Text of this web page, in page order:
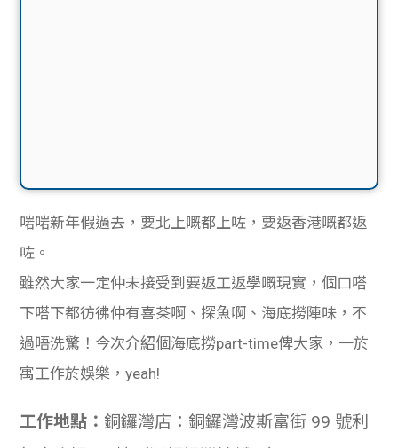
啱啱新年假過去，要北上嘅都上咗，要返香港嘅都返
咗。
雖然大家一定仲未接受到要返工返學嘅現實，個口嗒
下嗒下都彷彿仲有喜茶啊、探魚啊、海底撈陣味，不
過唔洗驚！今次介紹個海底撈part-time俾大家，一於
寓工作於娛樂，yeah!
工作地點：銅鑼灣店：銅鑼灣波斯富街 99 號利